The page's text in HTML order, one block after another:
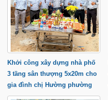
Khởi công xây dựng nhà phố
3 tầng sân thượng 5x20m cho
gia đình chị Hường phường
Trung Mỹ Tây